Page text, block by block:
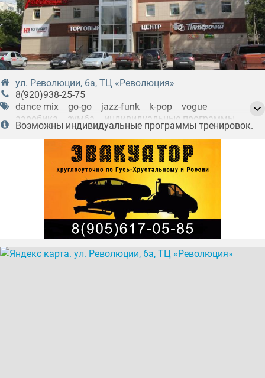
ул. Революции, 6а, ТЦ «Революция»
8(920)938-25-75
dance mix
go-go jazz-funk k-pop
vogue
аэробика
зумба
индивидуальные программы
стрип-пластика
тай-бо фитнес хип-хоп
Возможны индивидуальные программы тренировок.